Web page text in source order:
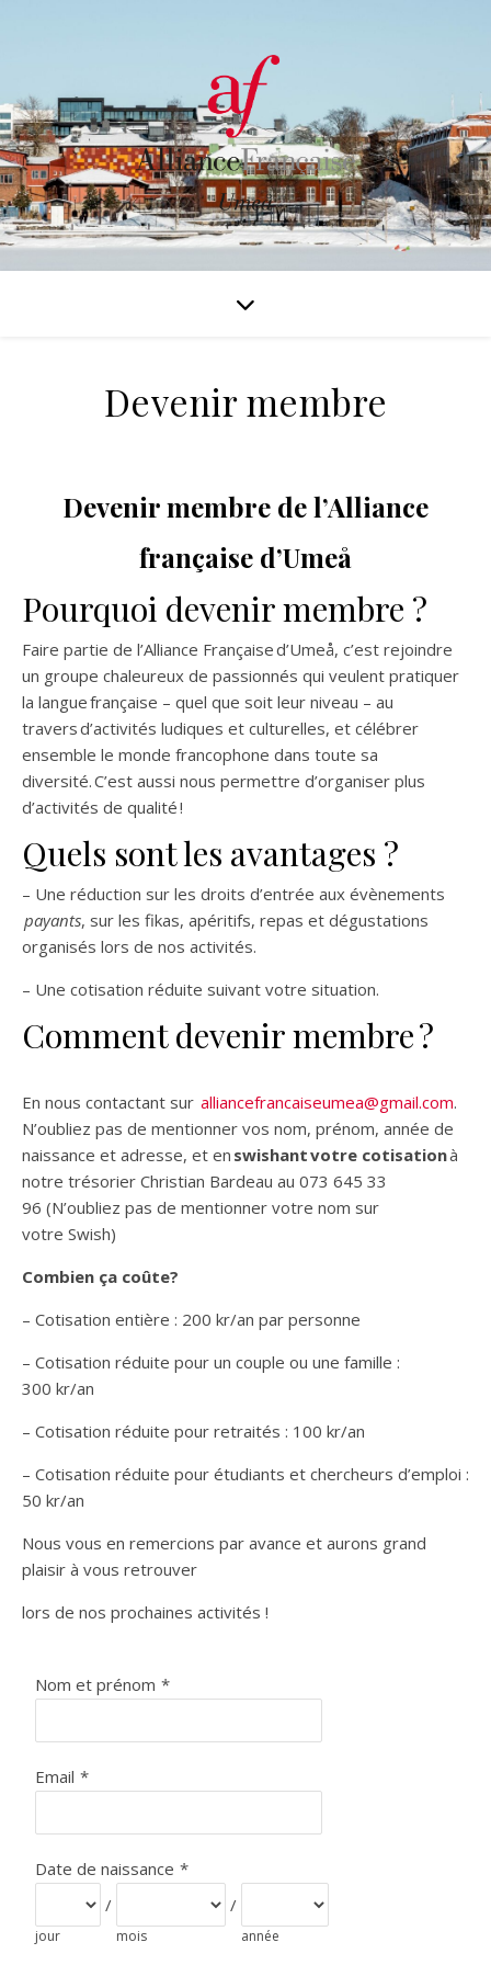
Devenir membre
Devenir membre de l’Alliance
française d’Umeå
Pourquoi devenir membre ?
Faire partie de l’Alliance Française d’Umeå, c’est rejoindre
un groupe chaleureux de passionnés qui veulent pratiquer
la langue française – quel que soit leur niveau – au
travers d’activités ludiques et culturelles, et célébrer
ensemble le monde francophone dans toute sa
diversité. C’est aussi nous permettre d’organiser plus
d’activités de qualité !
Quels sont les avantages ?
– Une réduction sur les droits d’entrée aux évènements
payants, sur les fikas, apéritifs, repas et dégustations
organisés lors de nos activités.
– Une cotisation réduite suivant votre situation.
Comment devenir membre ?
En nous contactant sur alliancefrancaiseumea@gmail.com.
N’oubliez pas de mentionner vos nom, prénom, année de
naissance et adresse, et en swishantvotre cotisationà
notre trésorier Christian Bardeau au 073 645 33
96 (N’oubliez pas de mentionner votre nom sur
votre Swish)
Combien ça coûte?
– Cotisation entière : 200 kr/an par personne
– Cotisation réduite pour un couple ou une famille :
300 kr/an
– Cotisation réduite pour retraités : 100 kr/an
– Cotisation réduite pour étudiants et chercheurs d’emploi :
50 kr/an
Nous vous en remercions par avance et aurons grand
plaisir à vous retrouver
lors de nos prochaines activités !
Nom et prénom *
Email *
Date de naissance *
jour
/
mois
/
année